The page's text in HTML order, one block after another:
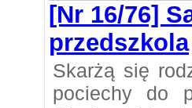
[Nr 16/76]
przedszkola
Skarżą się
pociechy do